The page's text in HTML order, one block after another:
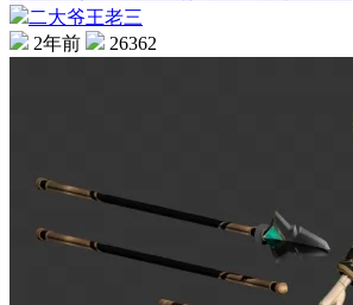
二大爷王老三
2年前
26362